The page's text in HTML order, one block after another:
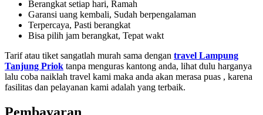
Berangkat setiap hari, Ramah
Garansi uang kembali, Sudah berpengalaman
Terpercaya, Pasti berangkat
Bisa pilih jam berangkat, Tepat wakt
Tarif atau tiket sangatlah murah sama dengan travel Lampung
Tanjung Priok tanpa menguras kantong anda, lihat dulu harganya
lalu coba naiklah travel kami maka anda akan merasa puas , karena
fasilitas dan pelayanan kami adalah yang terbaik.